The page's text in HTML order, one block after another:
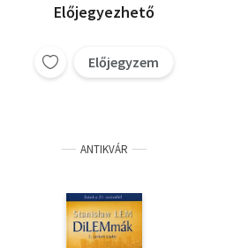
Előjegyezhető
Előjegyzem
ANTIKVÁR